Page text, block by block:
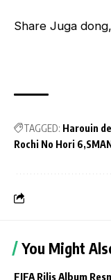
Share Juga
TAGGED: Harouin
Rochi No Hori 6
You Might
FIFA Rilis Album